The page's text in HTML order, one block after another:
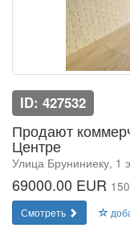
ID: 427532
Продают
Центре
Улица Бруниниеку, 1
69000.00 EUR
Смотреть